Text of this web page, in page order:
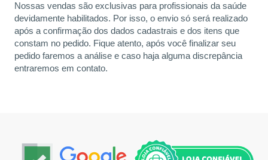
Nossas vendas são exclusivas para profissionais da saúde
devidamente habilitados. Por isso, o envio só será realizado
após a confirmação dos dados cadastrais e dos itens que
constam no pedido. Fique atento, após você finalizar seu
pedido faremos a análise e caso haja alguma discrepância
entraremos em contato.